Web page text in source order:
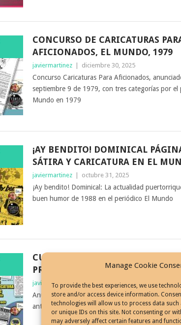
Manage Cookie
To provide the best experiences, we use
store and/or access device information.
technologies will allow us to process data
or unique IDs on this site. Not consenting or
may adversely affect certain features and
CONCURSO DE CARICATURAS
AFICIONADOS, EL MUNDO, 1979
javiermartinez | diciembre 30, 2025
Concurso Caricaturas Para Aficionados,
septiembre 9 de 1979, con tres categorías por el
Mundo en 1979
¡AY BENDITO! DOMINICAL
SÁTIRA Y CARICATURA EN EL
javiermartinez | octubre 31, 2025
¡Ay bendito! Dominical: La actualidad
buen humor de 1988 en el periódico El Mundo
CURSOS DE CARICATURA Y COMIC
PRENSA DE ANTES DE PR
javiermartinez | octubre 11, 2025
Anuncios de Cursos de Caricatura y Comic en la
antes de Puerto Rico 1947-82, El Mundo y El